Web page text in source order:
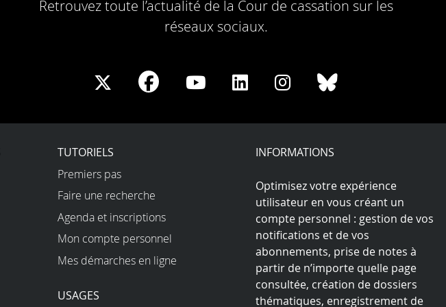
Retrouvez toute l’actualité de la Cour de cassation sur les
réseaux sociaux.
Share
X
Share
Facebook
Share
Youtube
Share
LinkedIn
Share
Instagram
Share
Bluesky
TUTORIELS
Premiers pas
Faire une recherche
Agenda et inscriptions
Mon compte personnel
Mes démarches en ligne
USAGES
INFORMATIONS
Optimisez votre expérience
utilisateur en vous créant un
compte personnel : gestion de vos
notifications et de vos
abonnements, prise de notes à
partir de n’importe quelle page
consultée, création de dossiers
thématiques, enregistrement de